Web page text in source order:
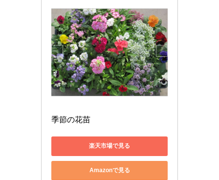
季節の花苗
楽天市場で見る
Amazonで見る